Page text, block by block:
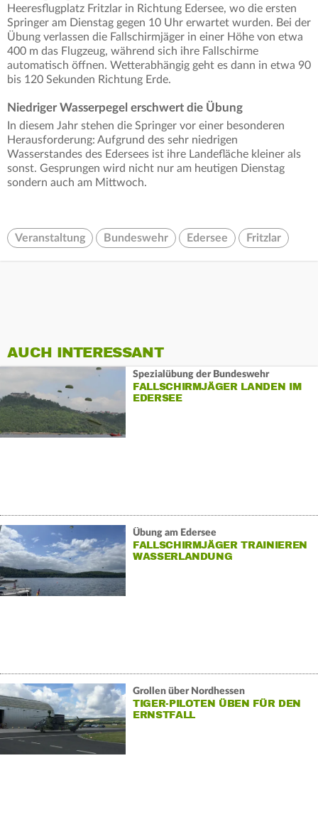
Heeresflugplatz Fritzlar in Richtung Edersee, wo die ersten
Springer am Dienstag gegen 10 Uhr erwartet wurden. Bei der
Übung verlassen die Fallschirmjäger in einer Höhe von etwa
400 m das Flugzeug, während sich ihre Fallschirme
automatisch öffnen. Wetterabhängig geht es dann in etwa 90
bis 120 Sekunden Richtung Erde.
Niedriger Wasserpegel erschwert die Übung
In diesem Jahr stehen die Springer vor einer besonderen
Herausforderung: Aufgrund des sehr niedrigen
Wasserstandes des Edersees ist ihre Landefläche kleiner als
sonst. Gesprungen wird nicht nur am heutigen Dienstag
sondern auch am Mittwoch.
Veranstaltung Bundeswehr Edersee Fritzlar
AUCH INTERESSANT
Spezialübung der Bundeswehr
FALLSCHIRMJÄGER LANDEN IM
EDERSEE
Übung am Edersee
FALLSCHIRMJÄGER TRAINIEREN
WASSERLANDUNG
Grollen über Nordhessen
TIGER-PILOTEN ÜBEN FÜR DEN
ERNSTFALL